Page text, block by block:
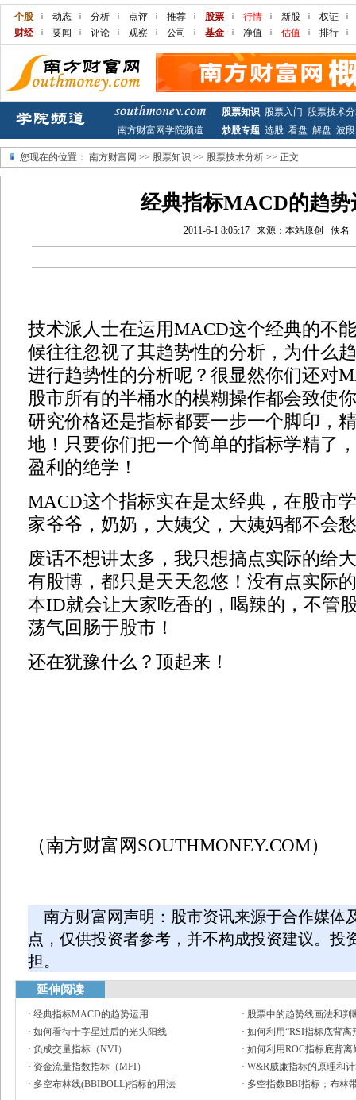
个股 动态 分析 点评 推荐 股票 行情 新股
权证
财经
要闻 评论 观察 公司 基金 净值 估值 排行
股票知识 股票入门 股票技术
南方财富网学院频道
炒股专题 选股 看盘 解盘 波段
您现在的位置： 南方财富网 >> 股票知识 >> 股票技术分析 >> 正文
经典指标MACD的趋势
2011-6-1 8:05:17 来源：本站原创 佚名
技术派人士在运用MACD这个经典的不
候往往忽视了其趋势性的分析，为什么
进行趋势性的分析呢？很显然你们还对
股市所有的半桶水的模糊操作都会致使
研究价格还是指标都要一步一个脚印，
地！只要你们把一个简单的指标学精了
盈利的绝学！
MACD这个指标实在是太经典，在股市
家爷爷，奶奶，大姨父，大姨妈都不会
废话不想讲太多，我只想搞点实际的给
有股博，都只是天天忽悠！没有点实际
本ID就会让大家吃香的，喝辣的，不管
荡气回肠于股市！
还在犹豫什么？顶起来！
（南方财富网SOUTHMONEY.COM）
南方财富网声明：股市资讯来源于合作媒体
点，仅供投资者参考，并不构成投资建议。投
担。
延伸阅读
· 经典指标MACD的趋势运用 · 股票中的趋势线画法和判
· 如何看待十字星过后的光头阳线 · 如何利用“RSI指标底背离
· 负成交量指标（NVI） · 如何利用ROC指标底背离
· 资金流量指数指标（MFI） · W&R威廉指标的原理和
· 多空布林线(BBIBOLL)指标的用法 · 多空指数BBI指标；布林